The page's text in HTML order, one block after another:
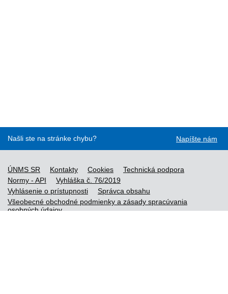
Našli ste na stránke chybu? Napíšte nám
ÚNMS SR Kontakty Cookies
Technická podpora
Normy - API
Vyhláška č. 76/2019
Vyhlásenie o prístupnosti
Správca obsahu
Všeobecné obchodné podmienky a zásady spracúvania
osobných údajov